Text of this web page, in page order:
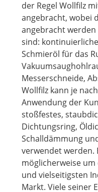
der Regel Wollfilz
angebracht, wobei
angebracht werden
sind:
Schmieröl für das
Messerschneide,
Wollfilz kann je
Anwendung der
stoßfestes,
Dichtungsring,
Schalldämmung
verwendet werden.
möglicherweise
und vielseitigsten
Markt. Viele seiner